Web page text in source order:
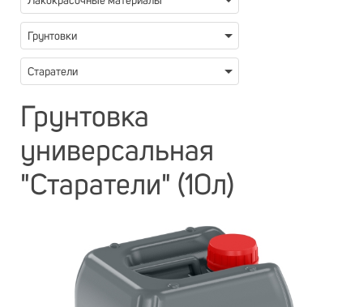
Грунтовки
Старатели
Грунтовка
универсальная
"Старатели" (10л)